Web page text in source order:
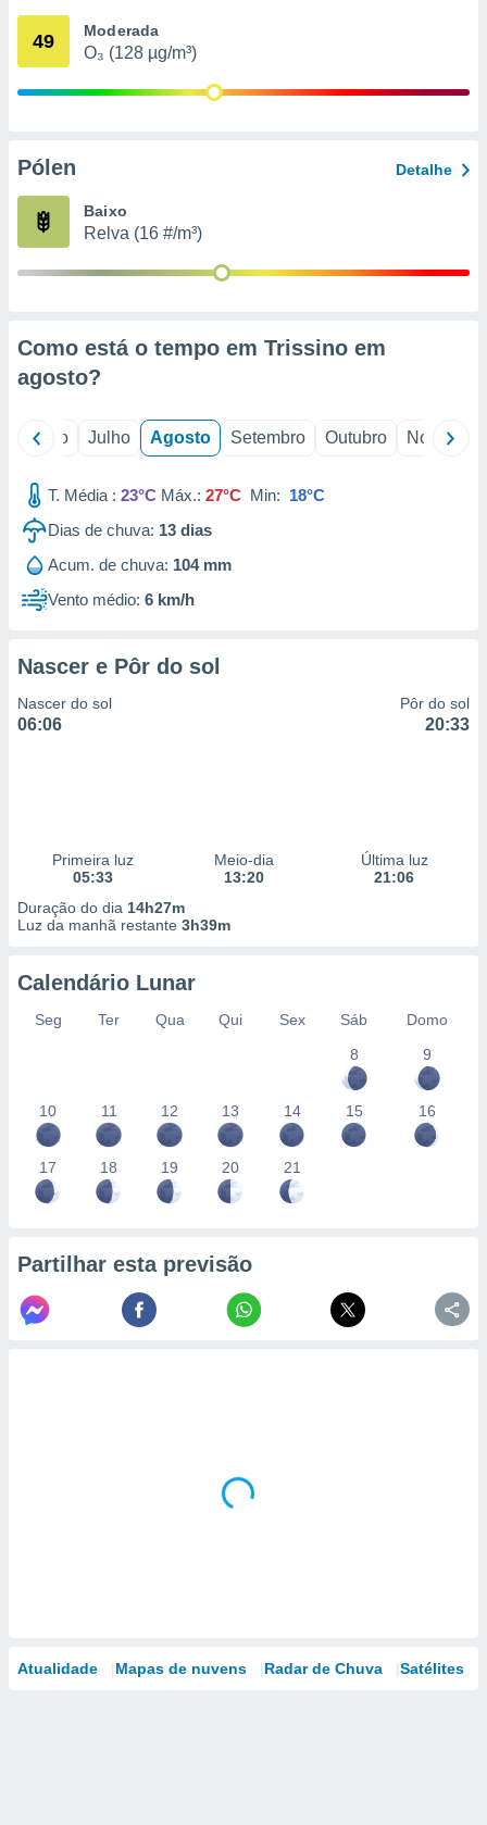
através
estudos
1199
49 Moderada
O₃ (128 µg/m³)
Pólen Detalhe
Baixo
Relva (16 #/m³)
Como está o tempo em Trissino em
agosto?
Junho Julho Agosto Setembro Outubro Novembro
T. Média : 23°C Máx.: 27°C Min: 18°C
Dias de chuva: 13 dias
Acum. de chuva: 104 mm
Vento médio: 6 km/h
Nascer e Pôr do sol
Nascer do sol
06:06
Pôr do sol
20:33
Primeira luz
05:33
Meio-dia
13:20
Última luz
21:06
Duração do dia 14h27m
Luz da manhã restante 3h39m
Calendário Lunar
Seg Ter Qua Qui Sex Sáb
Domo
8
9
10 11 12 13 14 15 16
17 18 19 20 21
Partilhar esta previsão
Atualidade Mapas de nuvens Radar de Chuva Satélites